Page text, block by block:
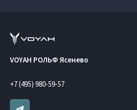
VOYAH РОЛЬФ Ясенево
+7 (495) 980-59-57